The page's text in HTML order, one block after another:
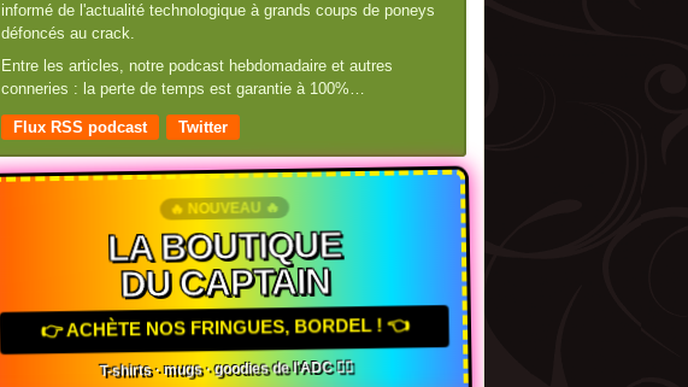
informé de l'actualité technologique à grands coups de poneys
défoncés au crack.
Entre les articles, notre podcast hebdomadaire et autres
conneries : la perte de temps est garantie à 100%…
Flux RSS podcast Twitter
🔥 NOUVEAU 🔥
LA BOUTIQUE
DU CAPTAIN
👉 ACHÈTE NOS FRINGUES, BORDEL ! 👈
T-shirts · mugs · goodies de l'ADC 🏴‍☠️